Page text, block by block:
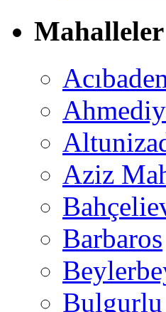
Mahalleler
Aziz
Barbaros
Bulgurlu